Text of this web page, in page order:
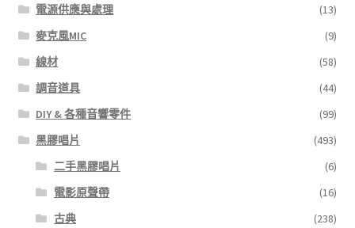
電源供應與處理
(13)
麥克風MIC
(9)
線材
(58)
調音道具
(44)
DIY & 各種音響零件
(99)
黑膠唱片
(493)
二手黑膠唱片
(6)
電影原聲帶
(16)
古典
(238)